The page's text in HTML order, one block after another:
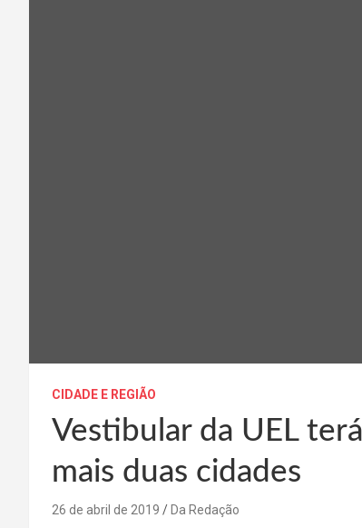
CIDADE E REGIÃO
Vestibular da UEL
mais duas cidades
26 de abril de 2019 Da Redação